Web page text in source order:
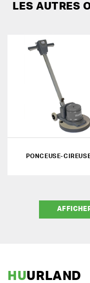
LES AUTRES
PONCEUSE-
HUURLAND